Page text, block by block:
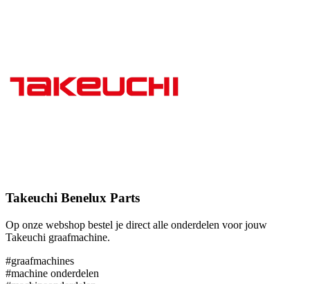
Takeuchi Benelux Parts
Op onze webshop bestel je direct alle onderdelen voor jouw
Takeuchi graafmachine.
#graafmachines
#machine onderdelen